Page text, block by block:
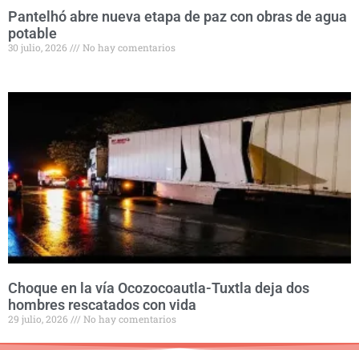
Pantelhó abre nueva etapa de paz con obras de agua
potable
30 julio, 2026 No hay comentarios
Choque en la vía Ocozocoautla-Tuxtla deja dos
hombres rescatados con vida
29 julio, 2026 No hay comentarios